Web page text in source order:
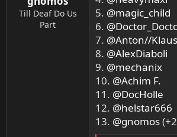
n
:
Till Deaf Do Us
Part
5. @magic_child
6.
7. @Anton//
8. @AlexDiaboli
9. @mechanix
10. @Achim F.
11. @DocHolle
12. @helstar666
13. @gnomos